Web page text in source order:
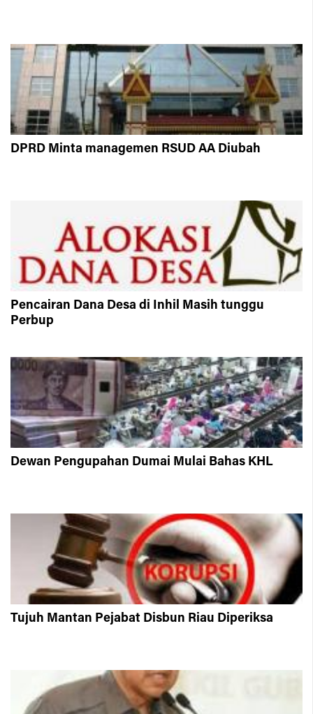
DPRD Minta managemen RSUD AA Diubah
Pencairan Dana Desa di Inhil Masih tunggu
Perbup
Dewan Pengupahan Dumai Mulai Bahas KHL
Tujuh Mantan Pejabat Disbun Riau Diperiksa